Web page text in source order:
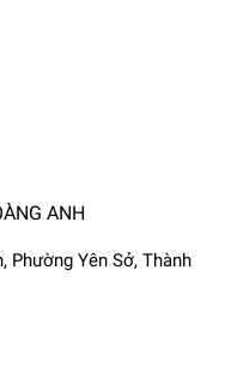
ANH
Phường Yên Sở, Thành